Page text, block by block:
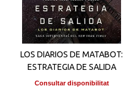
LOS DIARIOS DE MATABOT:
ESTRATEGIA DE SALIDA
Consultar disponibilitat